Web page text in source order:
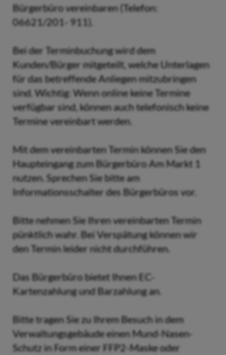
Bürgerbüro vereinbaren (Telefon:
06621/201- 911).
Bei der Terminbuchung wird dem
Kunden/Bürger mitgeteilt, welche Unterlagen
für das betreffende Anliegen mitzubringen
sind. Wichtig: Wenn online keine Termine
verfügbar sind, können auch telefonisch keine
Termine vereinbart werden.
Mit dem vereinbarten Termin können Sie den
Haupteingang zum Bürgerbüro Am Markt 1
nutzen. Sprechen Sie bitte am
Informationsschalter des Bürgerbüros vor.
Bitte nehmen Sie Ihren vereinbarten Termin
pünktlich wahr. Bei Verspätung können wir
den Termin leider nicht durchführen.
Das Bürgerbüro bietet Ihnen EC-
Kartenzahlung und Barzahlung an.
Bitte tragen Sie zu Ihrem Besuch in dem
Verwaltungsgebäude einen Mund-Nasen-
Schutz in Form einer FFP2-Maske oder